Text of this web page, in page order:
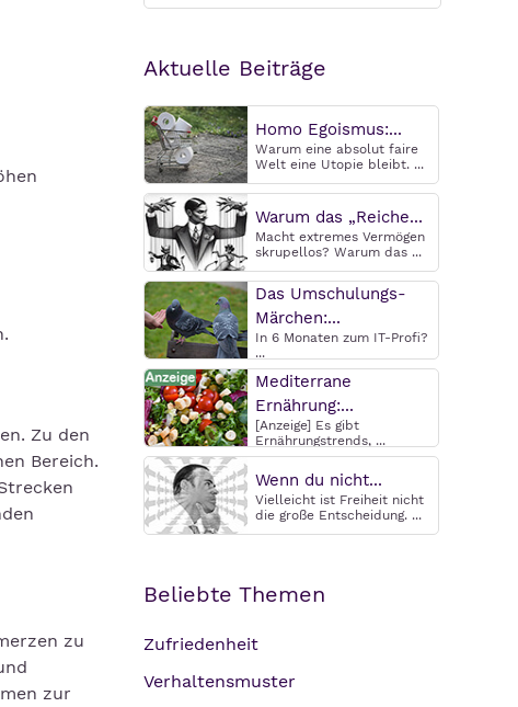
Zu den
Bereich.
zu
zur
Aktuelle Beiträge
Homo Egoismus:...
Warum eine absolut faire
Welt eine Utopie bleibt. ...
Warum das „Reiche...
Macht extremes Vermögen
skrupellos? Warum das ...
Das Umschulungs-
Märchen:...
In 6 Monaten zum IT-Profi?
...
Mediterrane
Ernährung:...
[Anzeige] Es gibt
Ernährungstrends, ...
Wenn du nicht...
Vielleicht ist Freiheit nicht
die große Entscheidung. ...
Beliebte Themen
Zufriedenheit
Verhaltensmuster